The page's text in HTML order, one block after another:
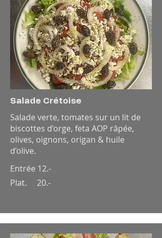
Salade Crétoise
Salade verte, tomates sur un lit de
biscottes d’orge, feta AOP râpée,
olives, oignons, origan & huile
d’olive.
Entrée 12.-
Plat. 20.-